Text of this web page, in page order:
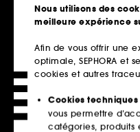
SEPHORA COLLECTION
ABOUT THAT SHINE
530
13,99€
20 teintes disponibles
Nous utilisons des
meilleure expérience
Afin de vous offrir une
optimale, SEPHORA et
cookies et autres
Cookies techniques
vous permettre
catégories, produits